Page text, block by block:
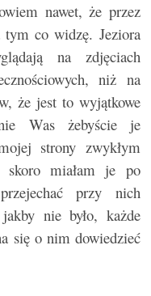
nawet, że przez
tym co widzę. Jeziora
na zdjęciach
niż na
że jest to wyjątkowe
Was żebyście je
strony zwykłym
skoro miałam je po
przy nich
nie było, każde
się o nim dowiedzieć